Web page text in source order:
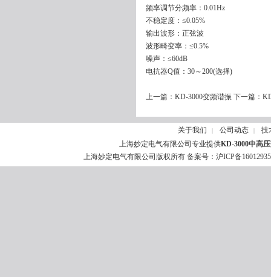
频率调节分频率：0.01Hz
不稳定度：≤0.05%
输出波形：正弦波
波形畸变率：≤0.5%
噪声：≤60dB
电抗器Q值：30～200(选择)
上一篇： KD-3000变频谐振 下一篇：
关于我们 | 公司动态 |
技
上海妙定电气有限公司专业提供KD-3000中高
上海妙定电气有限公司版权所有 备案号： 沪ICP备